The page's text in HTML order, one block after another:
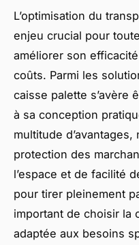
L’optimisation du
enjeu crucial pour
améliorer son
coûts. Parmi les
caisse palette s’avère
à sa conception
multitude
protection des
l’espace et de facilité
pour tirer pleinement
important de choisir la
adaptée aux besoins